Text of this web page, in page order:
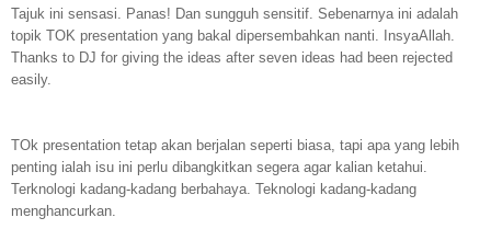
Tajuk ini sensasi. Panas! Dan sungguh sensitif. Sebenarnya ini adalah
topik TOK presentation yang bakal dipersembahkan nanti. InsyaAllah.
Thanks to DJ for giving the ideas after seven ideas had been rejected
easily.
TOk presentation tetap akan berjalan seperti biasa, tapi apa yang lebih
penting ialah isu ini perlu dibangkitkan segera agar kalian ketahui.
Terknologi kadang-kadang berbahaya. Teknologi kadang-kadang
menghancurkan.